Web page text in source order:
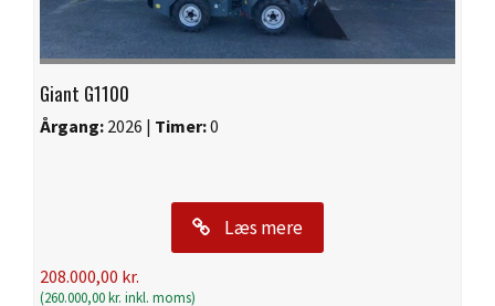
Giant G1100
Årgang: 2026 | Timer:0
Læs mere
208.000,00 kr.
(260.000,00kr. inkl. moms)